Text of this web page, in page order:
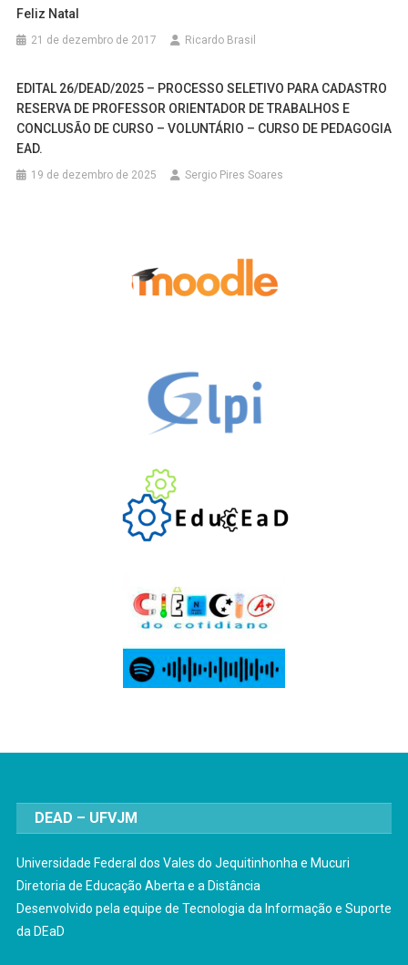
Feliz Natal
21 de dezembro de 2017 Ricardo Brasil
EDITAL 26/DEAD/2025 – PROCESSO SELETIVO PARA CADASTRO
RESERVA DE PROFESSOR ORIENTADOR DE TRABALHOS E
CONCLUSÃO DE CURSO – VOLUNTÁRIO – CURSO DE PEDAGOGIA
EAD.
19 de dezembro de 2025 Sergio Pires Soares
DEAD – UFVJM
Universidade Federal dos Vales do Jequitinhonha e Mucuri
Diretoria de Educação Aberta e a Distância
Desenvolvido pela equipe de Tecnologia da Informação e Suporte
da DEaD